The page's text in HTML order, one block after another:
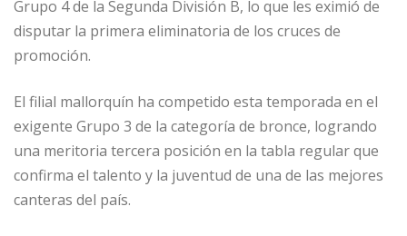
Grupo 4 de la Segunda División B, lo que les eximió de
disputar la primera eliminatoria de los cruces de
promoción.
El filial mallorquín ha competido esta temporada en el
exigente Grupo 3 de la categoría de bronce, logrando
una meritoria tercera posición en la tabla regular que
confirma el talento y la juventud de una de las mejores
canteras del país.